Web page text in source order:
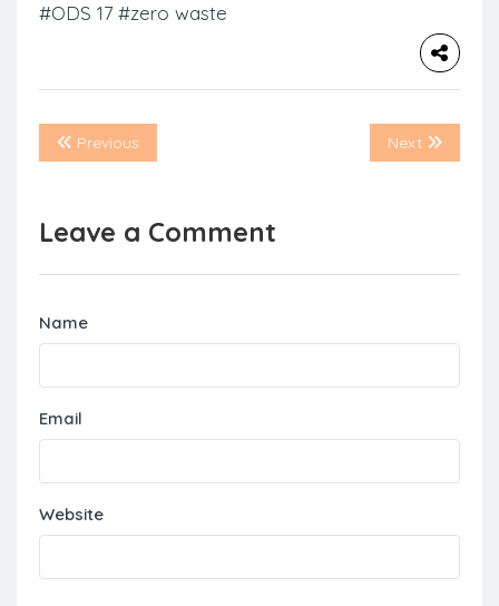
#ODS 17#zero waste
Previous Next
Leave a Comment
Name
Email
Website